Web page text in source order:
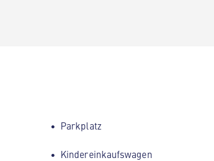
Parkplatz
Kindereinkaufswagen